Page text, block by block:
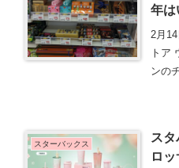
年は
報告
2月
トア
ンの
なっ
スターバックス
ス
ロ